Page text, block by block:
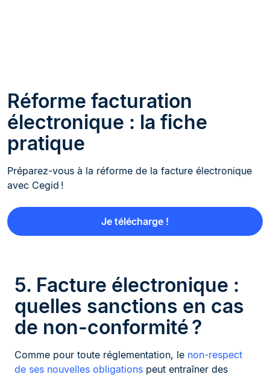
Réforme facturation
électronique : la fiche
pratique
Préparez-vous à la réforme de la facture électronique
avec Cegid !
Je télécharge !
5. Facture électronique :
quelles sanctions en cas
de non-conformité ?
Comme pour toute réglementation, le non-respect
de ses nouvelles obligations peut entraîner des